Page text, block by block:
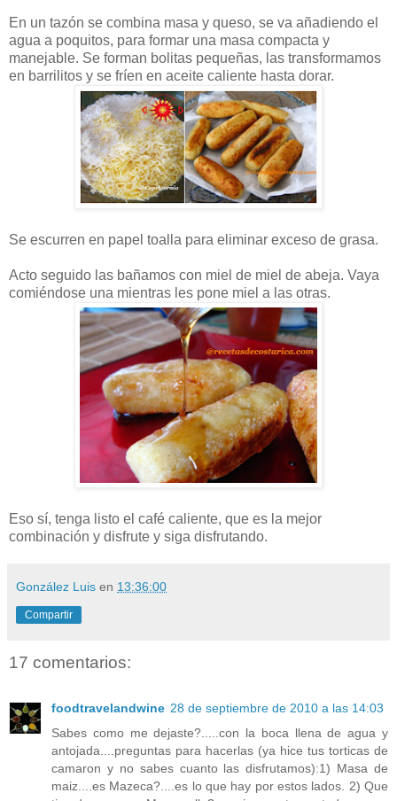
En un tazón se combina masa y queso, se va añadiendo el
agua a poquitos, para formar una masa compacta y
manejable. Se forman bolitas pequeñas, las transformamos
en barrilitos y se fríen en aceite caliente hasta dorar.
Se escurren en papel toalla para eliminar exceso de grasa.
Acto seguido las bañamos con miel de miel de abeja. Vaya
comiéndose una mientras les pone miel a las otras.
Eso sí, tenga listo el café caliente, que es la mejor
combinación y disfrute y siga disfrutando.
González Luis en 13:36:00
Compartir
17 comentarios:
foodtravelandwine 28 de septiembre de 2010 a las 14:03
Sabes como me dejaste?.....con la boca llena de agua y
antojada....preguntas para hacerlas (ya hice tus torticas de
camaron y no sabes cuanto las disfrutamos):1) Masa de
maiz....es Mazeca?....es lo que hay por estos lados. 2) Que